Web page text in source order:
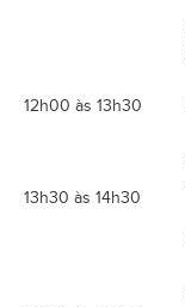
12h00 às 13h30
13h30 às 14h30